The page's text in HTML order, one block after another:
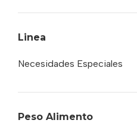
Linea
Necesidades Especiales
Peso Alimento